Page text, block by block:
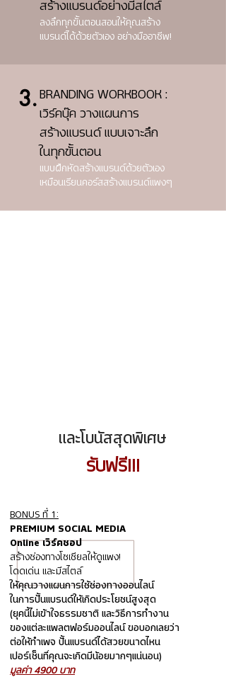
สร้างแบรนด์อย่างมีสไตล์
ลงลึกทุกขั้นตอนสอนให้คุณสร้าง
แบรนด์ได้ด้วยตัวเอง อย่างมืออาชีพ!
3.BRANDING WORKBOOK :
เวิร์คบุ๊ค วางแผนการ
สร้างแบรนด์แบบเจาะลึก
ในทุกขั้นตอน
แบบฝึกหัดสร้างแบรนด์ด้วยตัวเอง
เหมือนเรียนคอร์สสร้างแบรนด์แพงๆ
และโบนัสสุดพิเศษ
รับฟรี!!!
BONUS ที่ 1:
PREMIUM SOCIAL MEDIA
Online เวิร์คชอป
สร้างช่องทางโซเชียลให้ดูแพง!
โดดเด่น และมีสไตล์
ให้คุณวางแผนการใช้ช่องทางออนไลน์
ในการปั้นแบรนด์ให้เกิดประโยชน์สูงสุด
(ยุคนี้ไม่เข้าใจธรรมชาติ และวิธีการทำงาน
ของแต่ละแพลตฟอร์มออนไลน์ ขอบอกเลยว่า
ต่อให้ทำเพจ ปั้นแบรนด์ได้สวยขนาดไหน
เปอร์เซ็นที่คุณจะเกิดมีน้อยมากๆแน่นอน)
มูลค่า 4900 บาท